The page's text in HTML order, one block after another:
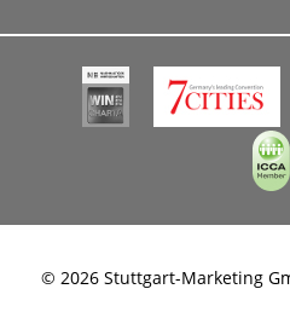
© 2026 Stuttgart-Marketing